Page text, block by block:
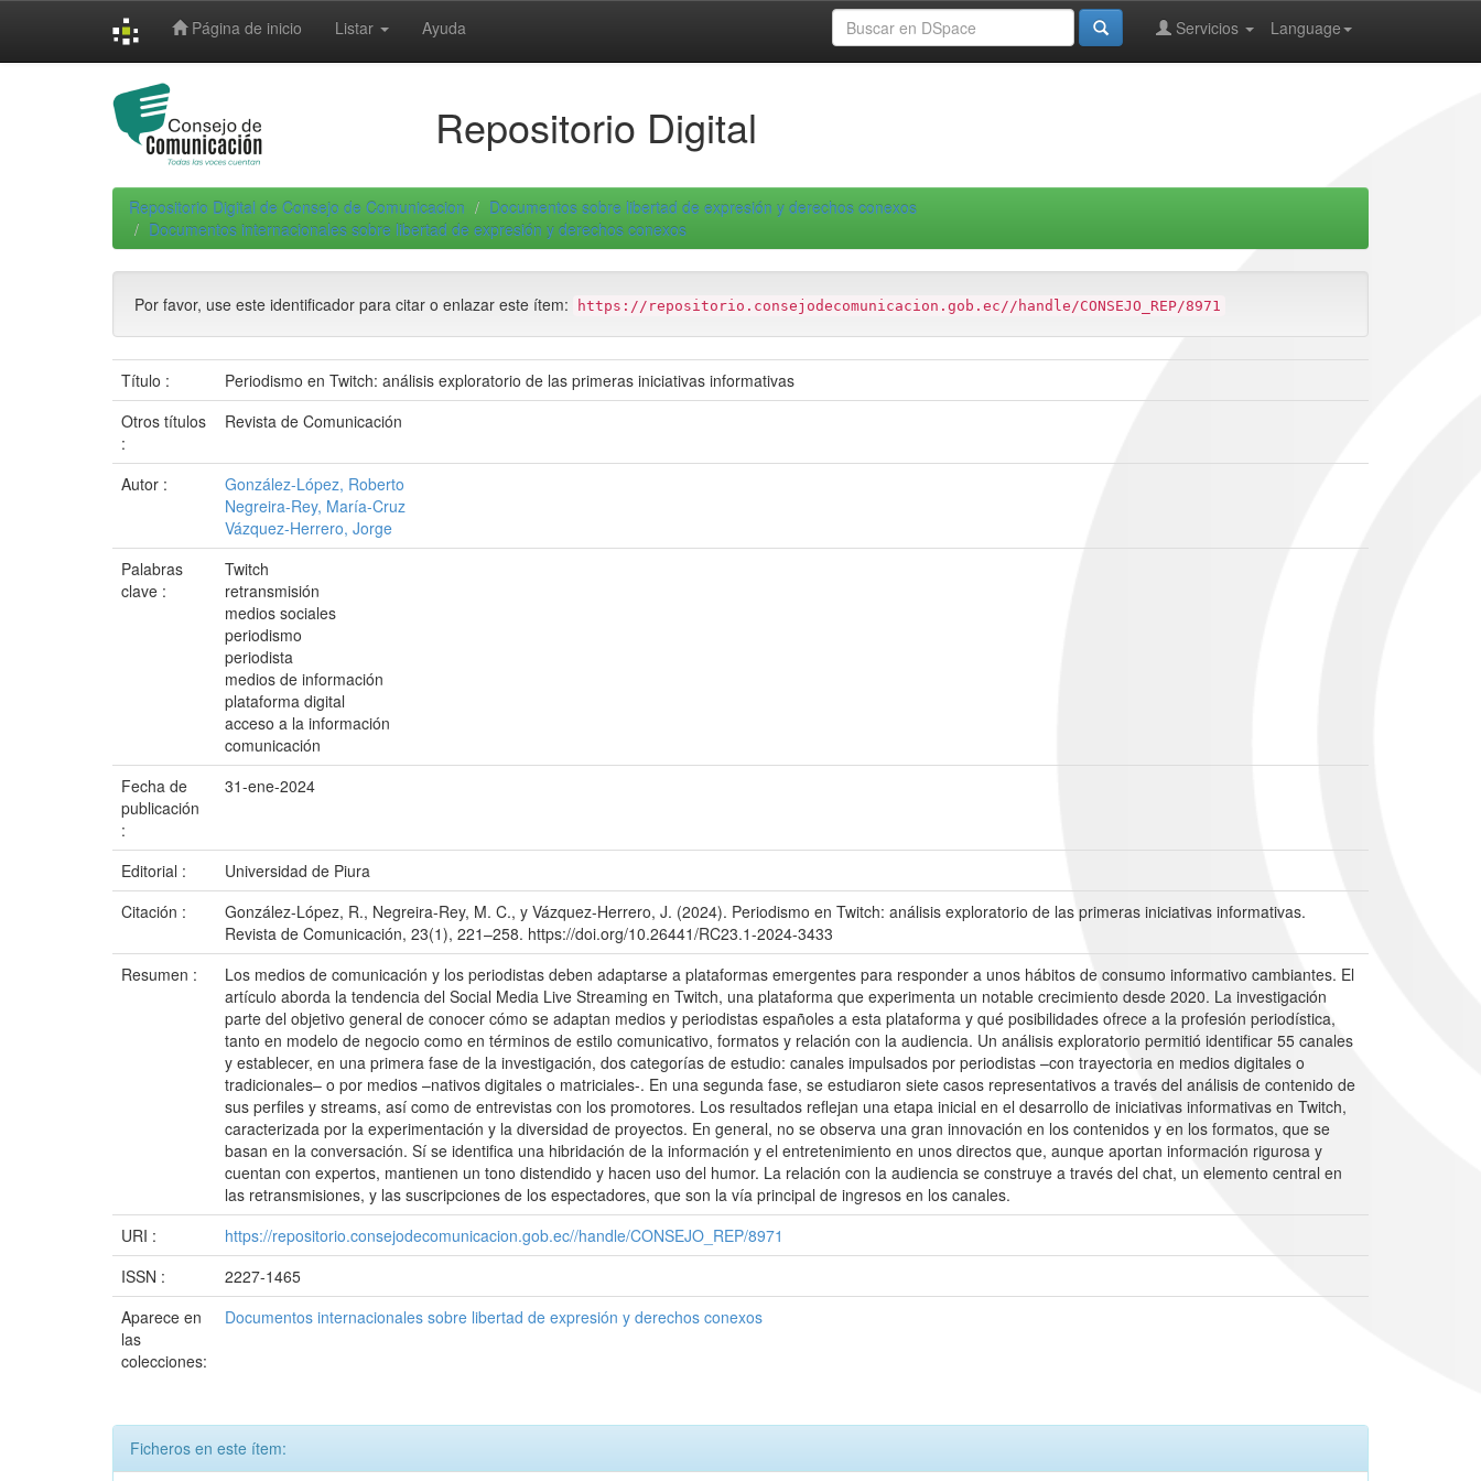
Página de inicio Listar Ayuda Language
Servicios
Repositorio Digital
Repositorio Digital de Consejo de Comunicacion
Documentos sobre libertad de expresión y derechos conexos
Documentos internacionales sobre libertad de expresión y derechos conexos
Por favor, use este identificador para citar o enlazar este ítem: https://repositorio.consejodecomunicacion.gob.ec//handle/CONSEJO_REP/8971
Título :
Periodismo en Twitch: análisis exploratorio de las primeras iniciativas informativas
Otros títulos
:
Revista de Comunicación
Autor :
González-López, Roberto
Negreira-Rey, María-Cruz
Vázquez-Herrero, Jorge
Palabras
clave :
Twitch
retransmisión
medios sociales
periodismo
periodista
medios de información
plataforma digital
acceso a la información
comunicación
Fecha de
publicación
:
31-ene-2024
Editorial :
Universidad de Piura
Citación :
González-López, R., Negreira-Rey, M. C., y Vázquez-Herrero, J. (2024). Periodismo en Twitch: análisis exploratorio de las primeras iniciativas informativas.
Revista de Comunicación, 23(1), 221–258. https://doi.org/10.26441/RC23.1-2024-3433
Resumen :
Los medios de comunicación y los periodistas deben adaptarse a plataformas emergentes para responder a unos hábitos de consumo informativo cambiantes. El
artículo aborda la tendencia del Social Media Live Streaming en Twitch, una plataforma que experimenta un notable crecimiento desde 2020. La investigación
parte del objetivo general de conocer cómo se adaptan medios y periodistas españoles a esta plataforma y qué posibilidades ofrece a la profesión periodística,
tanto en modelo de negocio como en términos de estilo comunicativo, formatos y relación con la audiencia. Un análisis exploratorio permitió identificar 55 canales
y establecer, en una primera fase de la investigación, dos categorías de estudio: canales impulsados por periodistas –con trayectoria en medios digitales o
tradicionales– o por medios –nativos digitales o matriciales-. En una segunda fase, se estudiaron siete casos representativos a través del análisis de contenido de
sus perfiles y streams, así como de entrevistas con los promotores. Los resultados reflejan una etapa inicial en el desarrollo de iniciativas informativas en Twitch,
caracterizada por la experimentación y la diversidad de proyectos. En general, no se observa una gran innovación en los contenidos y en los formatos, que se
basan en la conversación. Sí se identifica una hibridación de la información y el entretenimiento en unos directos que, aunque aportan información rigurosa y
cuentan con expertos, mantienen un tono distendido y hacen uso del humor. La relación con la audiencia se construye a través del chat, un elemento central en
las retransmisiones, y las suscripciones de los espectadores, que son la vía principal de ingresos en los canales.
URI :
https://repositorio.consejodecomunicacion.gob.ec//handle/CONSEJO_REP/8971
ISSN :
2227-1465
Aparece en
las
colecciones:
Documentos internacionales sobre libertad de expresión y derechos conexos
Ficheros en este ítem: